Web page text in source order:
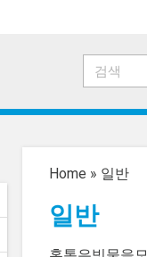
Home » 일반
일반